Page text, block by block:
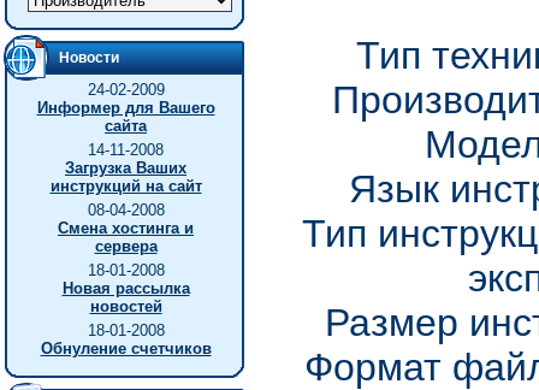
Новости
24-02-2009
Информер для Вашего
сайта
14-11-2008
Загрузка Ваших
инструкций на сайт
08-04-2008
Смена хостинга и
сервера
18-01-2008
Новая рассылка
новостей
18-01-2008
Обнуление счетчиков
Тип
Язык
Тип
Размер
Формат